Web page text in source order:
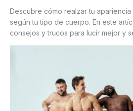
Descubre cómo realzar tu
según tu tipo de cuerpo. En este
consejos y trucos para lucir mejor y